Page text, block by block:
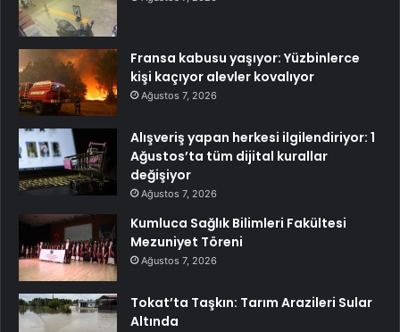
Fransa kabusu yaşıyor: Yüzbinlerce
kişi kaçıyor alevler kovalıyor
Ağustos 7, 2026
Alışveriş yapan herkesi ilgilendiriyor: 1
Ağustos’ta tüm dijital kurallar
değişiyor
Ağustos 7, 2026
Kumluca Sağlık Bilimleri Fakültesi
Mezuniyet Töreni
Ağustos 7, 2026
Tokat’ta Taşkın: Tarım Arazileri Sular
Altında